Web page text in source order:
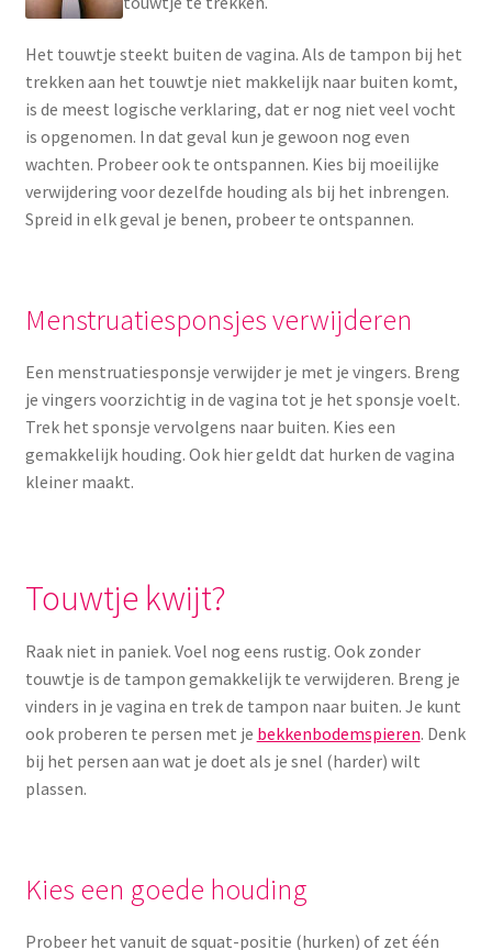
Het touwtje steekt buiten de vagina. Als de tampon bij het
trekken aan het touwtje niet makkelijk naar buiten komt,
is de meest logische verklaring, dat er nog niet veel vocht
is opgenomen. In dat geval kun je gewoon nog even
wachten. Probeer ook te ontspannen. Kies bij moeilijke
verwijdering voor dezelfde houding als bij het inbrengen.
Spreid in elk geval je benen, probeer te ontspannen.
Menstruatiesponsjes verwijderen
Een menstruatiesponsje verwijder je met je vingers. Breng
je vingers voorzichtig in de vagina tot je het sponsje voelt.
Trek het sponsje vervolgens naar buiten. Kies een
gemakkelijk houding. Ook hier geldt dat hurken de vagina
kleiner maakt.
Touwtje kwijt?
Raak niet in paniek. Voel nog eens rustig. Ook zonder
touwtje is de tampon gemakkelijk te verwijderen. Breng je
vinders in je vagina en trek de tampon naar buiten. Je kunt
ook proberen te persen met je bekkenbodemspieren. Denk
bij het persen aan wat je doet als je snel (harder) wilt
plassen.
Kies een goede houding
Probeer het vanuit de squat-positie (hurken) of zet één